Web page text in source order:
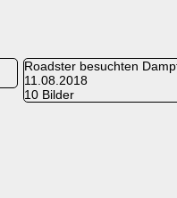
Roadster besuchten
11.08.2018
10 Bilder